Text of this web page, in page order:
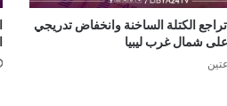
تراجع الكتلة الساخنة وانخفاض تدريجي
شمال غرب ليبيا